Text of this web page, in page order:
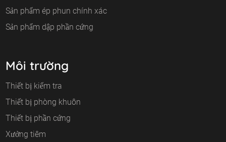
Sản phẩm ép phun chính xác
Sản phẩm dập phần cứng
Môi trường
Thiết bị kiểm tra
Thiết bị phòng khuôn
Thiết bị phần cứng
Xưởng tiêm